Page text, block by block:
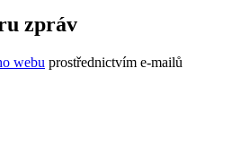
zpráv
webu prostřednictvím e-mailů